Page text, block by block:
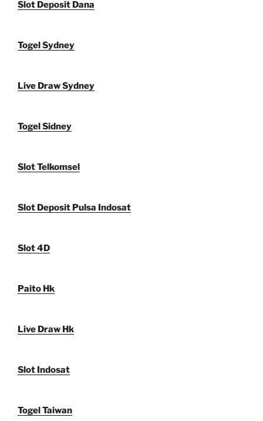
Slot Deposit Dana
Togel Sydney
Live Draw Sydney
Togel Sidney
Slot Telkomsel
Slot Deposit Pulsa Indosat
Slot 4D
Paito Hk
Live Draw Hk
Slot Indosat
Togel Taiwan